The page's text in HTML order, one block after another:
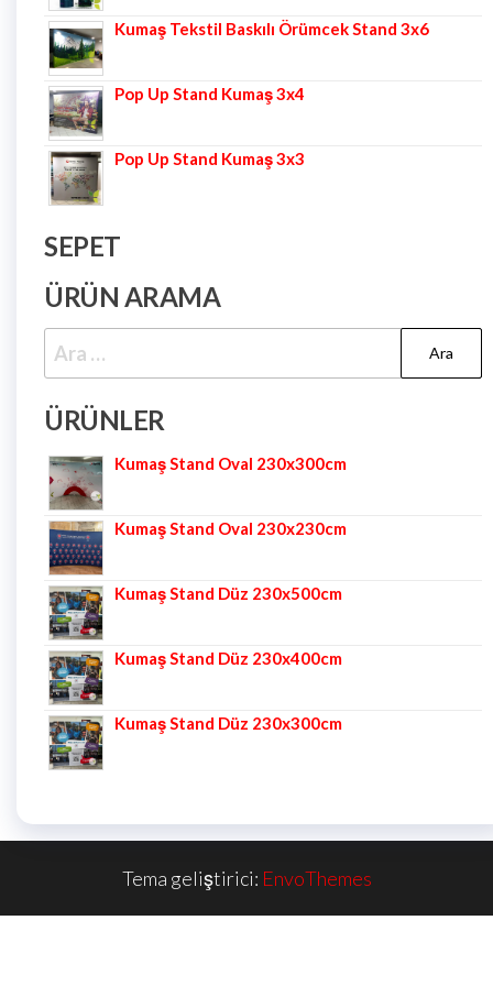
Kumaş Tekstil Baskılı Örümcek Stand 3x6
Pop Up Stand Kumaş 3x4
Pop Up Stand Kumaş 3x3
SEPET
ÜRÜN ARAMA
ÜRÜNLER
Kumaş Stand Oval 230x300cm
Kumaş Stand Oval 230x230cm
Kumaş Stand Düz 230x500cm
Kumaş Stand Düz 230x400cm
Kumaş Stand Düz 230x300cm
Tema geliştirici: EnvoThemes